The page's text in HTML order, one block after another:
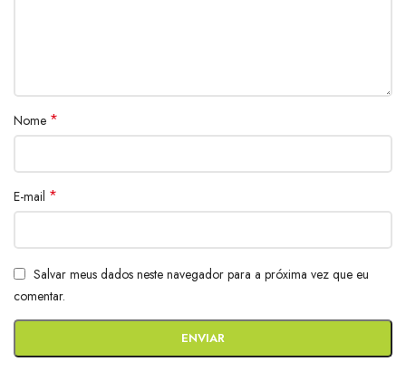
Nome *
E-mail *
Salvar meus dados neste navegador para a próxima vez que eu
comentar.